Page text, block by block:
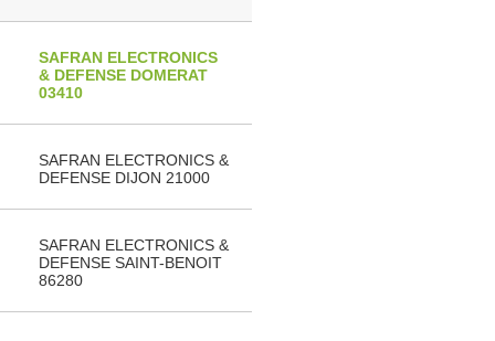
SAFRAN ELECTRONICS
& DEFENSE DOMERAT
03410
SAFRAN ELECTRONICS &
DEFENSE DIJON 21000
SAFRAN ELECTRONICS &
DEFENSE SAINT-BENOIT
86280